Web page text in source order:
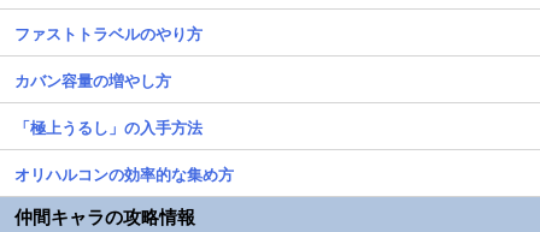
ファストトラベルのやり方
カバン容量の増やし方
「極上うるし」の入手方法
オリハルコンの効率的な集め方
仲間キャラの攻略情報